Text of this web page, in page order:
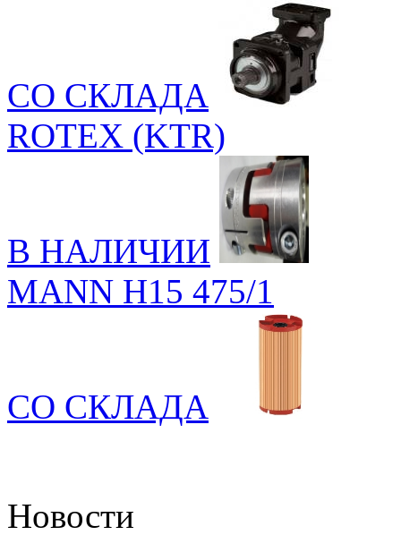
СО СКЛАДА
ROTEX (KTR)
В НАЛИЧИИ
MANN H15 475/1
СО СКЛАДА
Новости